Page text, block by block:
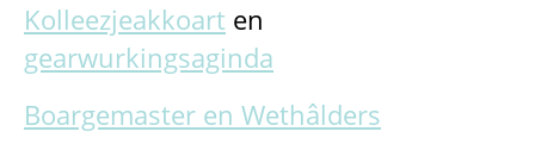
Kolleezjeakkoart en
gearwurkingsaginda
Boargemaster en Wethâlders